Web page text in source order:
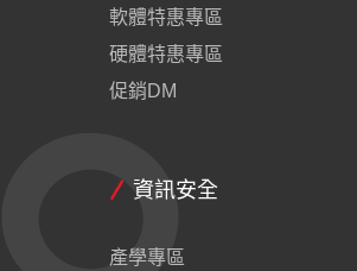
軟體特惠專區
硬體特惠專區
促銷DM
資訊安全
產學專區